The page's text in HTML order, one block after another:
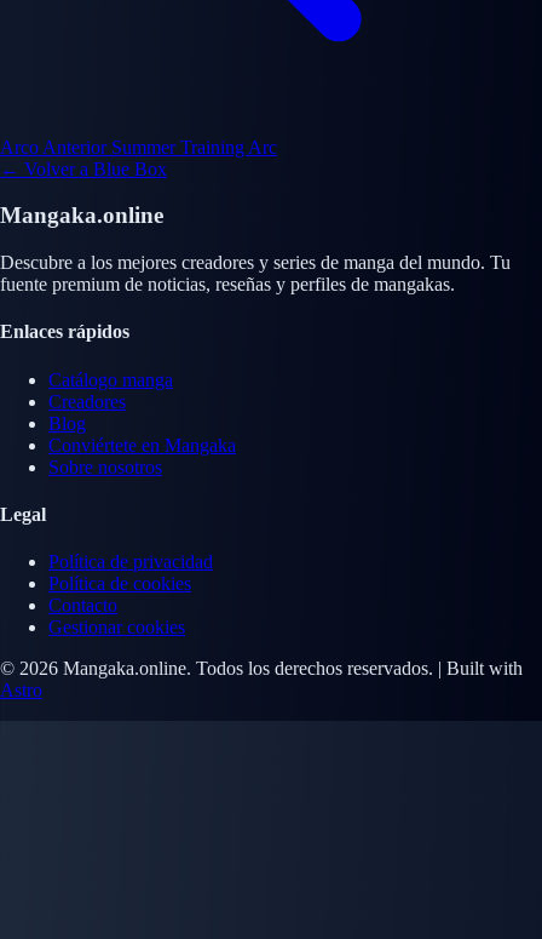
Arco Anterior Summer Training Arc
← Volver a Blue Box
Mangaka.online
Descubre a los mejores creadores y series de manga del mundo. Tu
fuente premium de noticias, reseñas y perfiles de mangakas.
Enlaces rápidos
Catálogo manga
Creadores
Blog
Conviértete en Mangaka
Sobre nosotros
Legal
Política de privacidad
Política de cookies
Contacto
Gestionar cookies
© 2026 Mangaka.online. Todos los derechos reservados. | Built with
Astro